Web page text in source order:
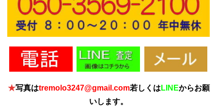
★写真はtremolo3247@gmail.com若しくは LINEからお願
いします。